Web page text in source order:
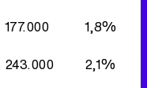
177.000
1,8%
243.000 2,1%